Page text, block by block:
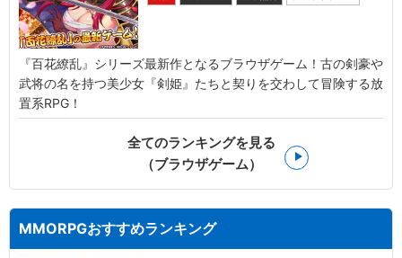
『百花繚乱』シリーズ最新作となるブラウザゲーム！古の剣豪や
武将の名を持つ美少女『剣姫』たちと契りを交わして冒険する放
置系RPG！
全てのランキングを見る
（ブラウザゲーム）
MMORPGおすすめランキング